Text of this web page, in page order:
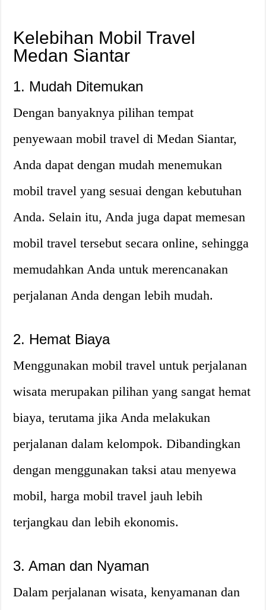
Kelebihan Mobil Travel
Medan Siantar
1. Mudah Ditemukan
Dengan banyaknya pilihan tempat
penyewaan mobil travel di Medan Siantar,
Anda dapat dengan mudah menemukan
mobil travel yang sesuai dengan kebutuhan
Anda. Selain itu, Anda juga dapat memesan
mobil travel tersebut secara online, sehingga
memudahkan Anda untuk merencanakan
perjalanan Anda dengan lebih mudah.
2. Hemat Biaya
Menggunakan mobil travel untuk perjalanan
wisata merupakan pilihan yang sangat hemat
biaya, terutama jika Anda melakukan
perjalanan dalam kelompok. Dibandingkan
dengan menggunakan taksi atau menyewa
mobil, harga mobil travel jauh lebih
terjangkau dan lebih ekonomis.
3. Aman dan Nyaman
Dalam perjalanan wisata, kenyamanan dan